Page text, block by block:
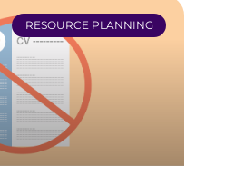
RESOURCE PLANNING